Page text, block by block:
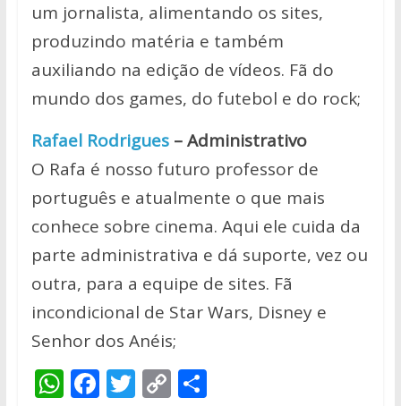
um jornalista, alimentando os sites,
produzindo matéria e também
auxiliando na edição de vídeos. Fã do
mundo dos games, do futebol e do rock;
Rafael Rodrigues– Administrativo
O Rafa é nosso futuro professor de
português e atualmente o que mais
conhece sobre cinema. Aqui ele cuida da
parte administrativa e dá suporte, vez ou
outra, para a equipe de sites. Fã
incondicional de Star Wars, Disney e
Senhor dos Anéis;
W F T C S